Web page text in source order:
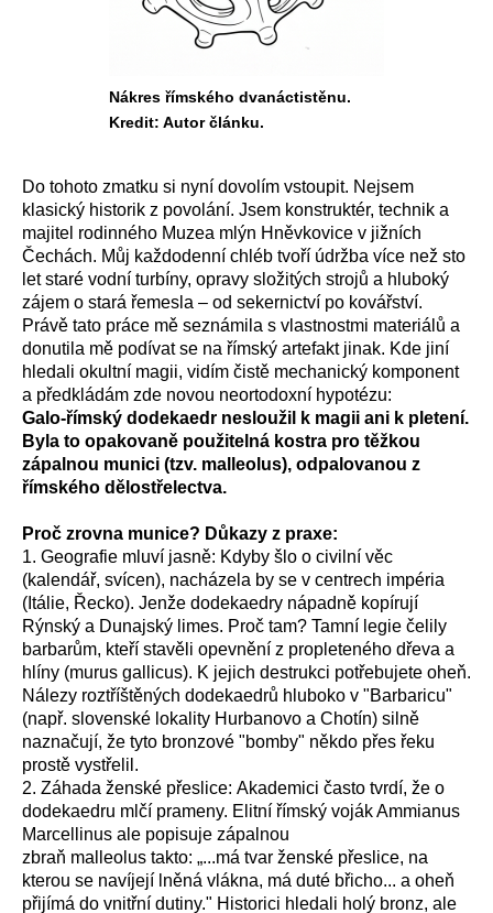
Nákres římského dvanáctistěnu.
Kredit: Autor článku.
Do tohoto zmatku si nyní dovolím vstoupit. Nejsem
klasický historik z povolání. Jsem konstruktér, technik a
majitel rodinného Muzea mlýn Hněvkovice v jižních
Čechách. Můj každodenní chléb tvoří údržba více než sto
let staré vodní turbíny, opravy složitých strojů a hluboký
zájem o stará řemesla – od sekernictví po kovářství.
Právě tato práce mě seznámila s vlastnostmi materiálů a
donutila mě podívat se na římský artefakt jinak. Kde jiní
hledali okultní magii, vidím čistě mechanický komponent
a předkládám zde novou neortodoxní hypotézu:
Galo-římský dodekaedr nesloužil k magii ani k pletení.
Byla to opakovaně použitelná kostra pro těžkou
zápalnou munici (tzv. malleolus), odpalovanou z
římského dělostřelectva.
Proč zrovna munice? Důkazy z praxe:
1. Geografie mluví jasně: Kdyby šlo o civilní věc
(kalendář, svícen), nacházela by se v centrech impéria
(Itálie, Řecko). Jenže dodekaedry nápadně kopírují
Rýnský a Dunajský limes. Proč tam? Tamní legie čelily
barbarům, kteří stavěli opevnění z propleteného dřeva a
hlíny (murus gallicus). K jejich destrukci potřebujete oheň.
Nálezy roztříštěných dodekaedrů hluboko v "Barbaricu"
(např. slovenské lokality Hurbanovo a Chotín) silně
naznačují, že tyto bronzové "bomby" někdo přes řeku
prostě vystřelil.
2. Záhada ženské přeslice: Akademici často tvrdí, že o
dodekaedru mlčí prameny. Elitní římský voják Ammianus
Marcellinus ale popisuje zápalnou
zbraň malleolus takto: „...má tvar ženské přeslice, na
kterou se navíjejí lněná vlákna, má duté břicho... a oheň
přijímá do vnitřní dutiny." Historici hledali holý bronz, ale